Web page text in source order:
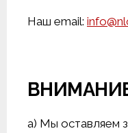
Наш email:
а) Мы оставляем